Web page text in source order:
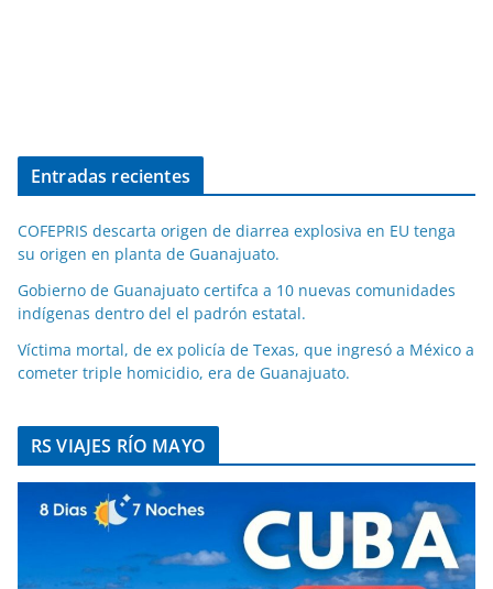
Entradas recientes
COFEPRIS descarta origen de diarrea explosiva en EU tenga
su origen en planta de Guanajuato.
Gobierno de Guanajuato certifca a 10 nuevas comunidades
indígenas dentro del el padrón estatal.
Víctima mortal, de ex policía de Texas, que ingresó a México a
cometer triple homicidio, era de Guanajuato.
RS VIAJES RÍO MAYO